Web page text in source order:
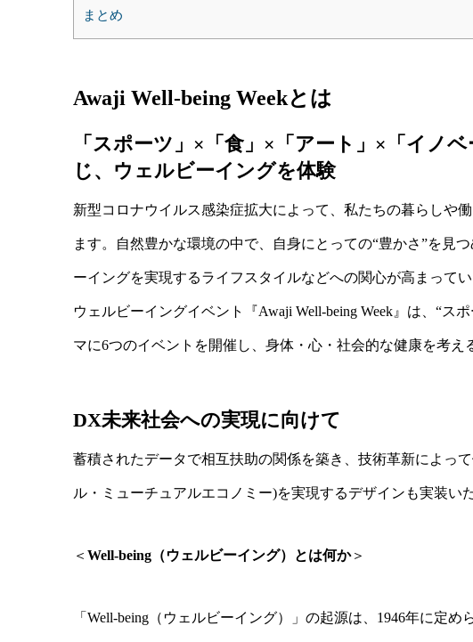
まとめ
Awaji Well-being Weekとは
「スポーツ」×「食」×「アート」×「イノ
じ、ウェルビーイングを体験
新型コロナウイルス感染症拡大によって、私たちの暮らしや
ます。自然豊かな環境の中で、自身にとっての“豊かさ”を見
ーイングを実現するライフスタイルなどへの関心が高まってい
ウェルビーイングイベント『Awaji Well-being Week』は、“ス
マに6つのイベントを開催し、身体・心・社会的な健康を考え
DX未来社会への実現に向けて
蓄積されたデータで相互扶助の関係を築き、技術革新によっ
ル・ミューチュアルエコノミー)を実現するデザインも実装い
＜ Well-being（ウェルビーイング）とは何か＞
「Well-being（ウェルビーイング）」の起源は、1946年に定